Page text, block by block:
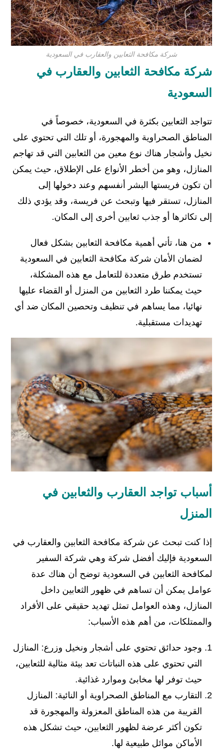
شركة مكافحة الثعابين والعقارب في السعودية
شركة مكافحة الثعابين والعقارب في
السعودية
تتواجد الثعابين بكثرة في السعودية، خصوصاً في
المناطق الصحراوية والمهجورة، أو تلك التي تحتوي على
نخيل وأشجار هناك نوع معين من الثعابين التي قد تهاجم
المنازل، وهو من أخطر الأنواع على الإطلاق، حيث يمكن
أن تكون فريستها البشر أنفسهم وعند دخولها إلى
المنازل، تستقر فيها وتبحث عن فريسة، وقد يؤدي ذلك
إلى تكاثرها أو جذب ثعابين أخرى إلى المكان.
من هنا، تأتي أهمية مكافحة الثعابين بشكل فعال
لضمان الأمان شركة مكافحة الثعابين في السعودية
تستخدم طرق متعددة للتعامل مع هذه المشكلة،
حيث يمكننا طرد الثعابين من المنزل أو القضاء عليها
نهائيا، مما يساهم في تنظيف وتحصين المكان ضد أي
تهديدات مستقبلية.
أسباب تواجد العقارب والثعابين في
المنزل
إذا كنت تبحث عن شركة مكافحة الثعابين والعقارب في
السعودية فإليك أفضل شركة وهي شركة السفير
لمكافحة الثعابين في السعودية توضح أن هناك عدة
عوامل يمكن أن تساهم في ظهور الثعابين داخل
المنازل، وهذه العوامل تمثل تهديد حقيقي على الأفراد
والممتلكات، من أهم هذه الأسباب:
وجود حدائق تحتوي على أشجار ونخيل وزرع: المنازل
التي تحتوي على هذه النباتات تعد بيئة مثالية للثعابين،
حيث توفر لها مخابئ وموارد غذائية.
التقارب مع المناطق الصحراوية أو النائية: المنازل
القريبة من هذه المناطق المعزولة والمهجورة قد
تكون أكثر عرضة لظهور الثعابين، حيث تشكل هذه
الأماكن موائل طبيعية لها.